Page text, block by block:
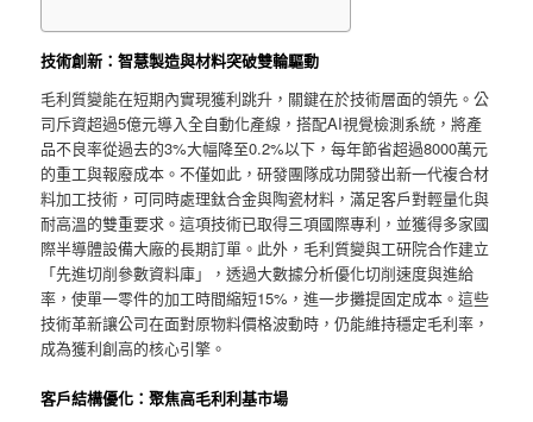
技術創新：智慧製造與材料突破雙輪驅動
毛利質變能在短期內實現獲利跳升，關鍵在於技術層面的領先。公
司斥資超過5億元導入全自動化產線，搭配AI視覺檢測系統，將產
品不良率從過去的3%大幅降至0.2%以下，每年節省超過8000萬元
的重工與報廢成本。不僅如此，研發團隊成功開發出新一代複合材
料加工技術，可同時處理鈦合金與陶瓷材料，滿足客戶對輕量化與
耐高溫的雙重要求。這項技術已取得三項國際專利，並獲得多家國
際半導體設備大廠的長期訂單。此外，毛利質變與工研院合作建立
「先進切削參數資料庫」，透過大數據分析優化切削速度與進給
率，使單一零件的加工時間縮短15%，進一步攤提固定成本。這些
技術革新讓公司在面對原物料價格波動時，仍能維持穩定毛利率，
成為獲利創高的核心引擎。
客戶結構優化：聚焦高毛利利基市場